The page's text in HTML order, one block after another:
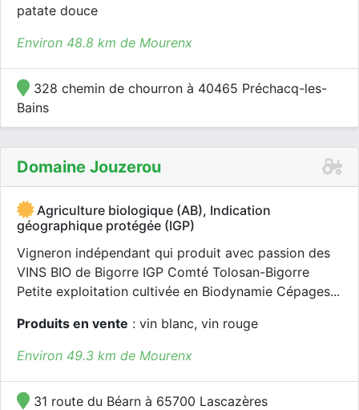
patate douce
Environ 48.8 km de Mourenx
328 chemin de chourron à 40465 Préchacq-les-
Bains
Domaine Jouzerou
Agriculture biologique (AB), Indication
géographique protégée (IGP)
Vigneron indépendant qui produit avec passion des
VINS BIO de Bigorre IGP Comté Tolosan-Bigorre
Petite exploitation cultivée en Biodynamie Cépages...
Produits en vente : vin blanc, vin rouge
Environ 49.3 km de Mourenx
31 route du Béarn à 65700 Lascazères